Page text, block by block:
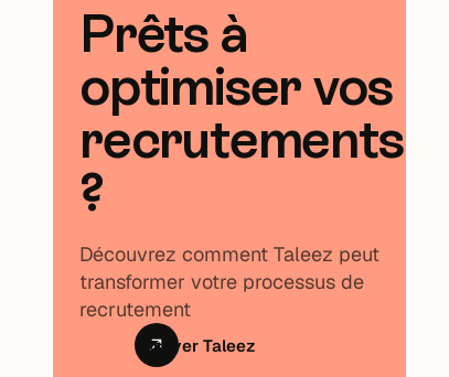
Prêts à
optimiser vos
recrutements
?
Découvrez comment Taleez peut
transformer votre processus de
recrutement
Essayer Taleez